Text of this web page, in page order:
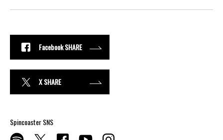
Facebook SHARE
X SHARE
Spincoaster SNS